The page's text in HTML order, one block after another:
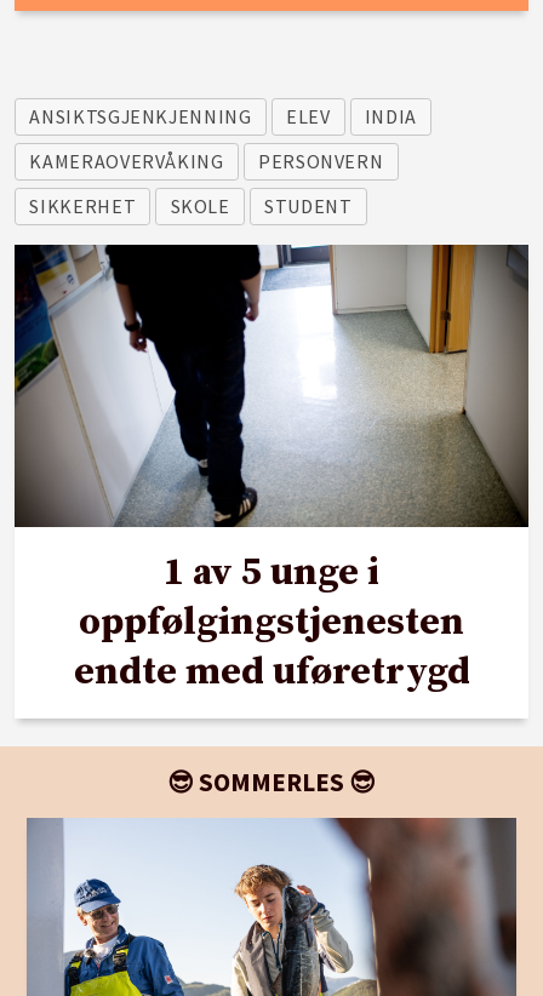
ANSIKTSGJENKJENNING ELEV
INDIA
KAMERAOVERVÅKING
PERSONVERN
SIKKERHET
SKOLE STUDENT
1 av 5 unge i
oppfølgingstjenesten
endte med uføretrygd
😎 SOMMERLES 😎